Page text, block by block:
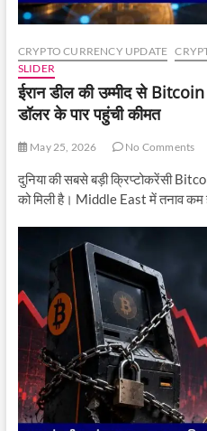
CRYPTO CURRENCY UPDATE
SLIDER
ईरान डील की उम्मीद से
डॉलर के पार पहुंची कीमत
May 25, 2026 No Comments
दुनिया की सबसे बड़ी क्रिप्टोकरेंसी
को मिली है। Middle East में तनाव कम